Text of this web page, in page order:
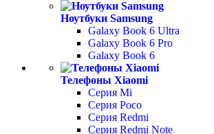
Ноутбуки Samsung
Galaxy Book 6 Ultra
Galaxy Book 6 Pro
Galaxy Book 6
Телефоны Xiaomi
Серия Mi
Серия Poco
Серия Redmi
Серия Redmi Note